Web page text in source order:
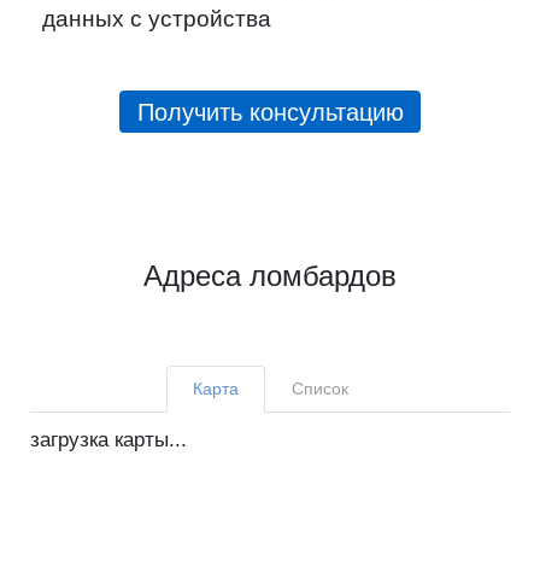
данных с устройства
Получить консультацию
Адреса ломбардов
Карта Список
загрузка карты...